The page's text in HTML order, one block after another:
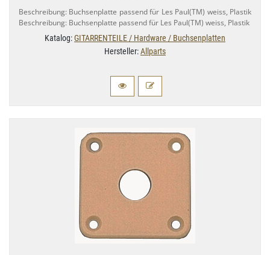
Beschreibung: Buchsenplatte passend für Les Paul(TM) weiss, Plastik
Beschreibung: Buchsenplatte passend für Les Paul(TM) weiss, Plastik
Katalog:GITARRENTEILE / Hardware / Buchsenplatten
Hersteller:Allparts